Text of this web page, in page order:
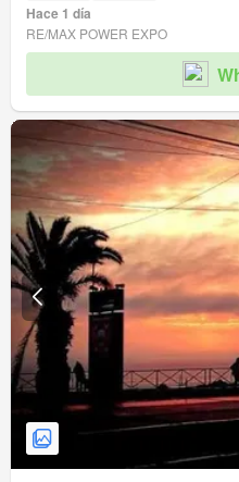
Hace 1 día
RE/MAX POWER EXPO